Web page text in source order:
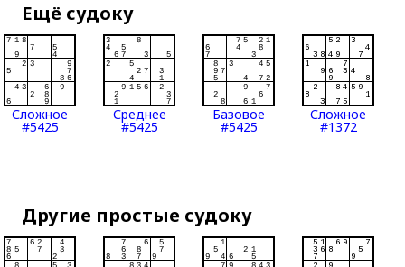
Ещё судоку
Сложное
#5425
Среднее
#5425
Базовое
#5425
Сложное
#1372
Другие простые судоку